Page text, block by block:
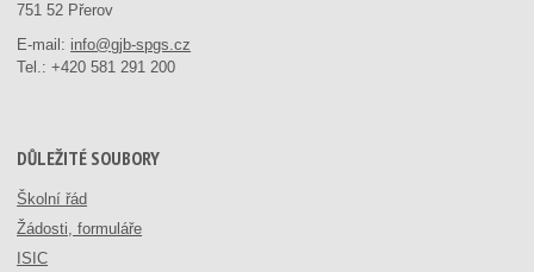
751 52 Přerov
E-mail: info@gjb-spgs.cz
Tel.:+420 581 291 200
DŮLEŽITÉ SOUBORY
Školní řád
Žádosti, formuláře
ISIC